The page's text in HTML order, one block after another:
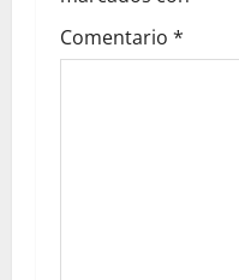
Comentario *